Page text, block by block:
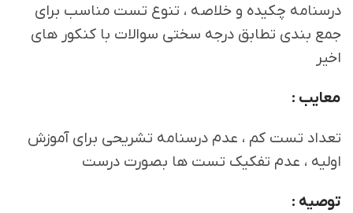
درسنامه چکیده و خلاصه ، تنوع تست مناسب برای
جمع بندی تطابق درجه سختی سوالات با کنکور های
اخیر
معایب :
تعداد تست کم ، عدم درسنامه تشریحی برای آموزش
اولیه ، عدم تفکیک تست ها بصورت درست
توصیه :